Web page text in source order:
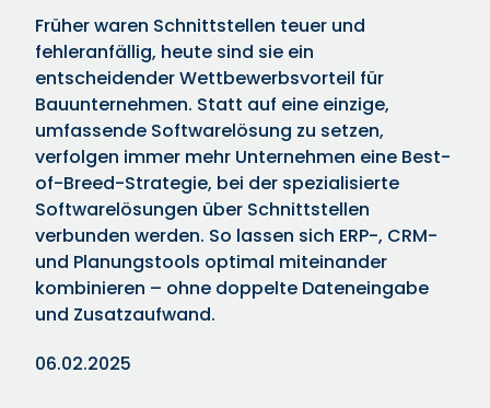
Früher waren Schnittstellen teuer und
fehleranfällig, heute sind sie ein
entscheidender Wettbewerbsvorteil für
Bauunternehmen. Statt auf eine einzige,
umfassende Softwarelösung zu setzen,
verfolgen immer mehr Unternehmen eine Best-
of-Breed-Strategie, bei der spezialisierte
Softwarelösungen über Schnittstellen
verbunden werden. So lassen sich ERP-, CRM-
und Planungstools optimal miteinander
kombinieren – ohne doppelte Dateneingabe
und Zusatzaufwand.
06.02.2025